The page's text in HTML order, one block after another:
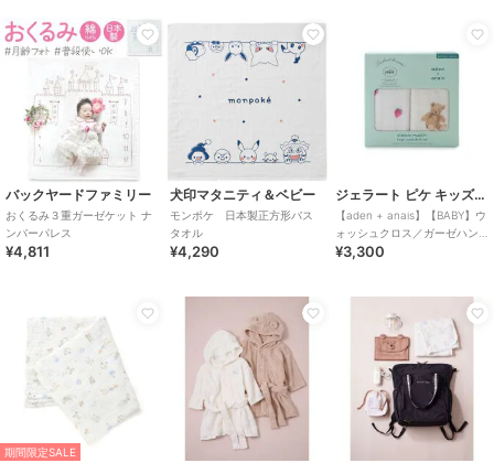
バックヤードファミリー
おくるみ３重ガーゼケット ナ
ンバーパレス
¥4,811
犬印マタニティ＆ベビー
モンポケ 日本製正方形バス
タオル
¥4,290
ジェラート ピケ キッズ＆ベビー
【aden + anais】【BABY】ウ
ォッシュクロス／ガーゼハン
カチ／ストロベリー・ベア／
¥3,300
期間限定SALE